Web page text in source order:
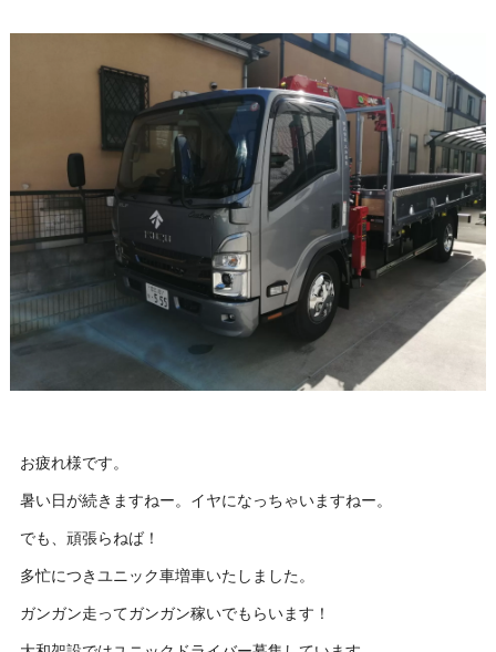
お疲れ様です。
暑い日が続きますねー。イヤになっちゃいますねー。
でも、頑張らねば！
多忙につきユニック車増車いたしました。
ガンガン走ってガンガン稼いでもらいます！